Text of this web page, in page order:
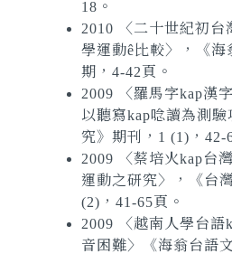
18。
2010 〈二十世紀初台
學運動ê比較〉，《海
期，4-42頁。
2009 〈羅馬字kap漢
以聽寫kap唸讀為測
究》期刊，1 (1)，42-
2009 〈蔡培火kap台
運動之研究〉，《台
(2)，41-65頁。
2009 〈越南人學台語
音困難〉《海翁台語